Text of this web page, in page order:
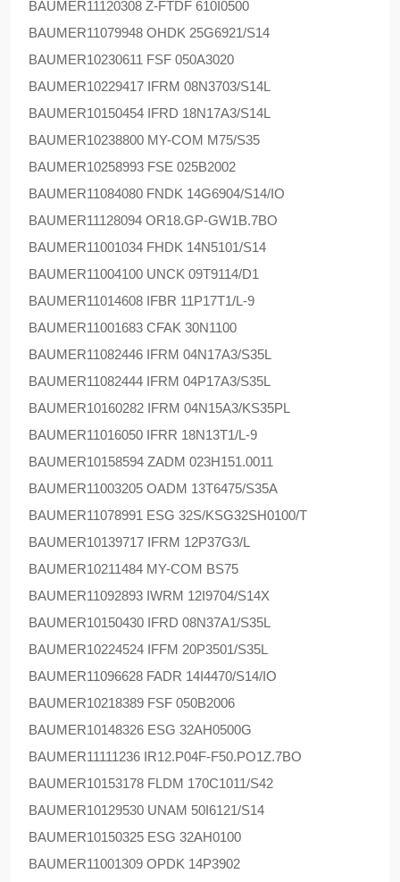
BAUMER11120308 Z-FTDF 610I0500
BAUMER11079948 OHDK 25G6921/S14
BAUMER10230611 FSF 050A3020
BAUMER10229417 IFRM 08N3703/S14L
BAUMER10150454 IFRD 18N17A3/S14L
BAUMER10238800 MY-COM M75/S35
BAUMER10258993 FSE 025B2002
BAUMER11084080 FNDK 14G6904/S14/IO
BAUMER11128094 OR18.GP-GW1B.7BO
BAUMER11001034 FHDK 14N5101/S14
BAUMER11004100 UNCK 09T9114/D1
BAUMER11014608 IFBR 11P17T1/L-9
BAUMER11001683 CFAK 30N1100
BAUMER11082446 IFRM 04N17A3/S35L
BAUMER11082444 IFRM 04P17A3/S35L
BAUMER10160282 IFRM 04N15A3/KS35PL
BAUMER11016050 IFRR 18N13T1/L-9
BAUMER10158594 ZADM 023H151.0011
BAUMER11003205 OADM 13T6475/S35A
BAUMER11078991 ESG 32S/KSG32SH0100/T
BAUMER10139717 IFRM 12P37G3/L
BAUMER10211484 MY-COM BS75
BAUMER11092893 IWRM 12I9704/S14X
BAUMER10150430 IFRD 08N37A1/S35L
BAUMER10224524 IFFM 20P3501/S35L
BAUMER11096628 FADR 14I4470/S14/IO
BAUMER10218389 FSF 050B2006
BAUMER10148326 ESG 32AH0500G
BAUMER11111236 IR12.P04F-F50.PO1Z.7BO
BAUMER10153178 FLDM 170C1011/S42
BAUMER10129530 UNAM 50I6121/S14
BAUMER10150325 ESG 32AH0100
BAUMER11001309 OPDK 14P3902